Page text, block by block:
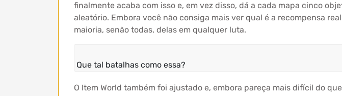
finalmente acaba com isso e, em vez disso, dá a cada mapa cinco
aleatório. Embora você não consiga mais ver qual é a recompensa
maioria, senão todas, delas em qualquer luta.
Que tal batalhas como essa?
O Item World também foi ajustado e, embora pareça mais difícil do